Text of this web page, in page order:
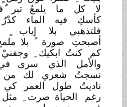
تبر
كدْرٌ
فهل
إياب ٍ أنا
بلا ملمح
وجفنيْ لظىً!
سرى في
دمي
لك من أنجم
العمر كي
تسمعي
صرت ِ مثلالردى
ما
أو
أمضي
لم
لكنْ
ما